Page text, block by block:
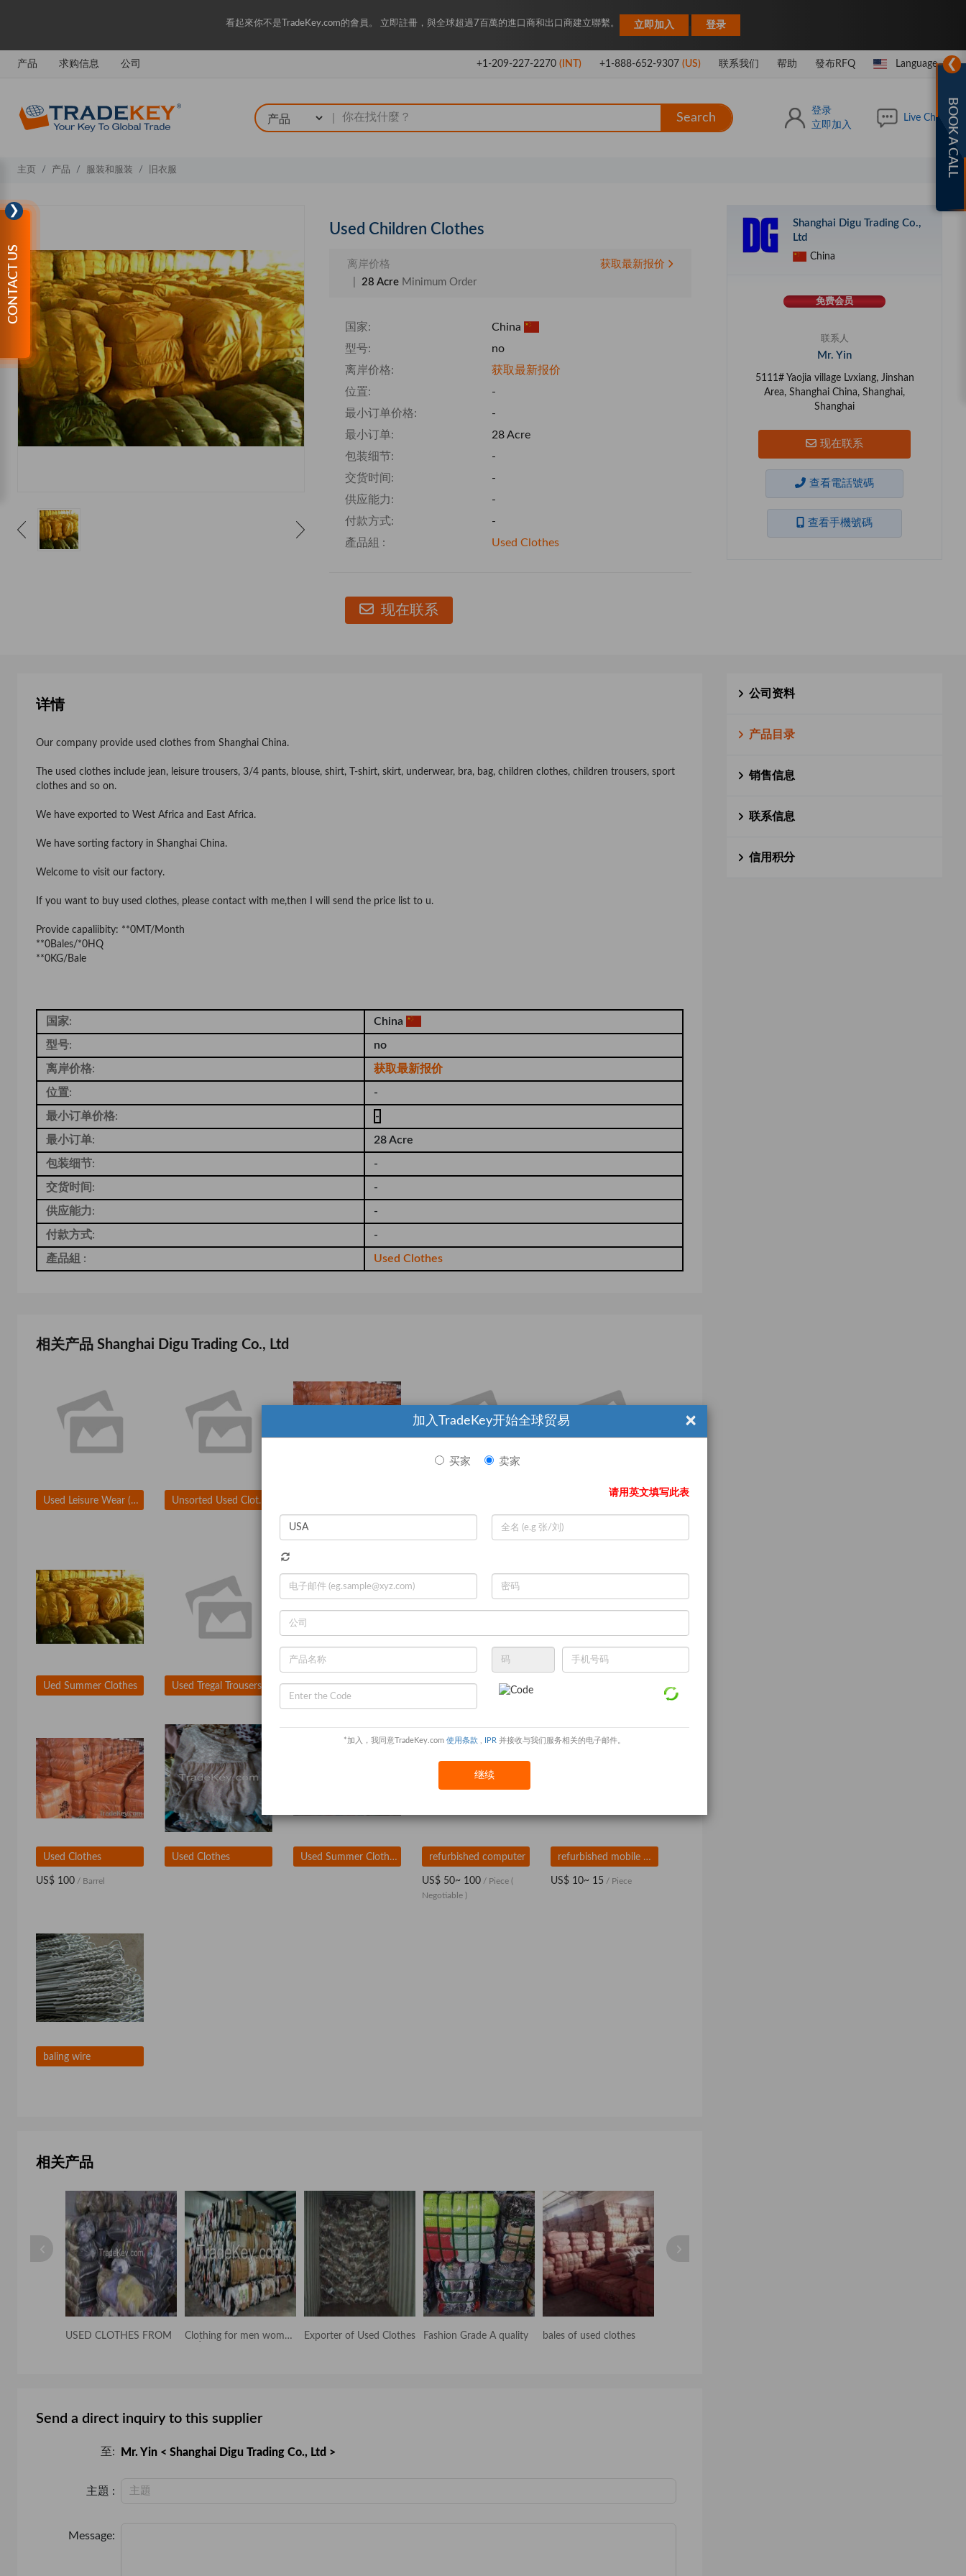
看起來你不是TradeKey.com的會員。 立即註冊，與全球超過7百萬的進口商和出口商建立聯繫。 立即加入 登录
产品 求购信息 公司 +1-209-227-2270(INT) +1-888-652-9307(US) 联系我们 帮助 發布RFQ Language
Search
登录
立即加入
Live Chat
❯
BOOK A CALL
×
加入TradeKey开始全球贸易
买家 卖家
请用英文填写此表
*加入，我同意TradeKey.com 使用条款 IPR 并接收与我们服务相关的电子邮件。
继续
❯
CONTACT US
主页 产品 服装和服装 旧衣服
Used Children Clothes
离岸价格
获取最新报价
28 Acre Minimum Order
国家:
China
型号:
no
离岸价格:
获取最新报价
位置:
-
最小订单价格:
-
最小订单:
28 Acre
包装细节:
-
交货时间:
-
供应能力:
-
付款方式:
-
產品組 :
Used Clothes
现在联系
Shanghai Digu Trading Co.,
Ltd
China
免费会员
联系人
Mr. Yin
5111# Yaojia village Lvxiang, Jinshan
Area, Shanghai China, Shanghai,
Shanghai
现在联系
查看電話號碼
查看手機號碼
详情
Our company provide used clothes from Shanghai China.
The used clothes include jean, leisure trousers, 3/4 pants, blouse, shirt, T-shirt, skirt, underwear, bra, bag, children clothes, children trousers, sport
clothes and so on.
We have exported to West Africa and East Africa.
We have sorting factory in Shanghai China.
Welcome to visit our factory.
If you want to buy used clothes, please contact with me,then I will send the price list to u.
Provide capaliibity: **0MT/Month
**0Bales/*0HQ
**0KG/Bale
国家: China
型号: no
离岸价格: 获取最新报价
位置: -
最小订单价格: -
最小订单: 28 Acre
包装细节: -
交货时间: -
供应能力: -
付款方式: -
產品組 : Used Clothes
相关产品 Shanghai Digu Trading Co., Ltd
Used Leisure Wear (Mens & Womens) Unsorted Used Clothes
US$ 100
Ued Summer Clothes Used Tregal Trousers Used Autumn Skirt Used Summer Clothes
Used Clothes
US$ 100 / Barrel
Used Clothes Used Summer Clothes refurbished computer
US$ 50~ 100 / Piece (
Negotiable )
refurbished mobile phone
US$ 10~ 15 / Piece
baling wire
相关产品
USED CLOTHES FROM
Clothing for men women
Exporter of Used Clothes Fashion Grade A quality bales of used clothes
Send a direct inquiry to this supplier
至: Mr. Yin < Shanghai Digu Trading Co., Ltd >
主題 :
Message:
公司资料
产品目录
销售信息
联系信息
信用积分